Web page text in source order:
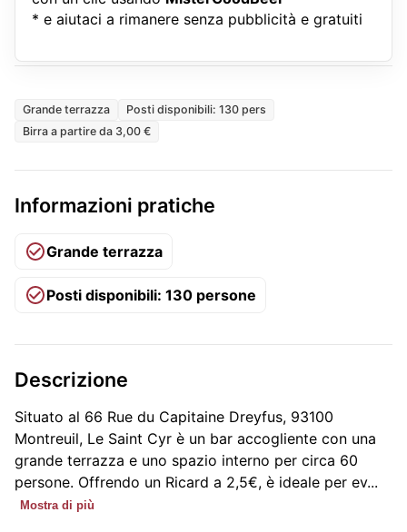
* e aiutaci a rimanere senza pubblicità e gratuiti
Grande terrazza
Posti disponibili: 130 pers
Birra a partire da 3,00 €
Informazioni pratiche
Grande terrazza
Posti disponibili: 130 persone
Descrizione
Situato al 66 Rue du Capitaine Dreyfus, 93100
Montreuil, Le Saint Cyr è un bar accogliente con una
grande terrazza e uno spazio interno per circa 60
persone. Offrendo un Ricard a 2,5€, è ideale per ev...
Mostra di più